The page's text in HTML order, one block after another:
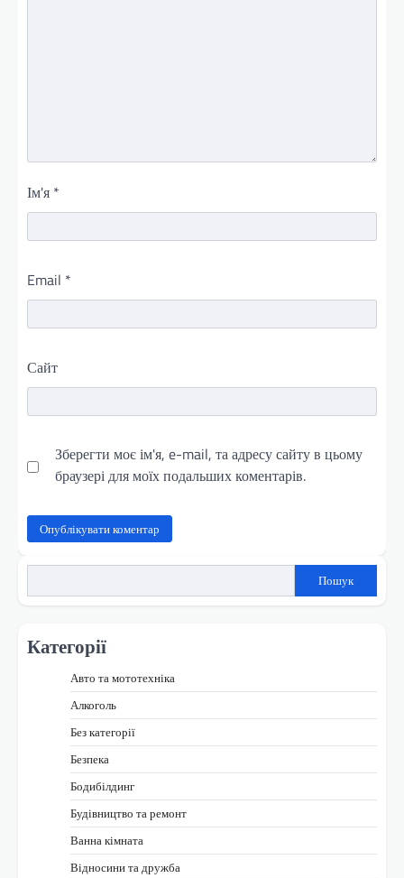
Ім'я *
Email *
Сайт
Зберегти моє ім'я, e-mail, та адресу сайту в цьому
браузері для моїх подальших коментарів.
Пошук
Категорії
Авто та мототехніка
Алкоголь
Без категорії
Безпека
Бодибілдинг
Будівництво та ремонт
Ванна кімната
Відносини та дружба